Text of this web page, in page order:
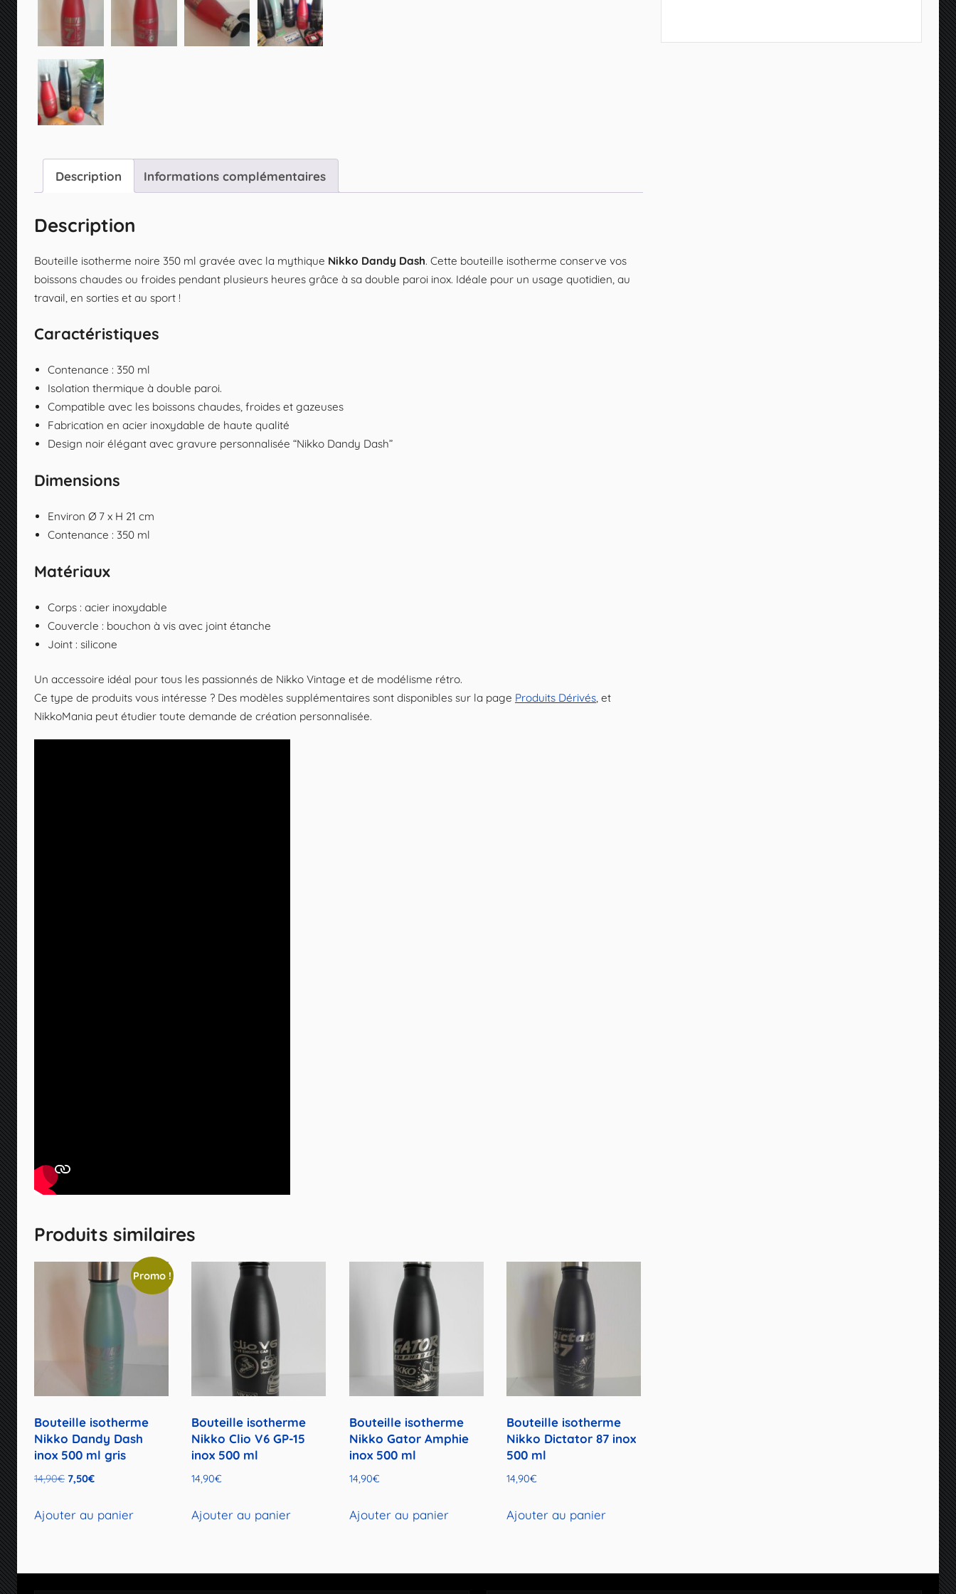
Description Informations complémentaires
Description
Bouteille isotherme noire 350 ml gravée avec la mythique Nikko Dandy Dash. Cette bouteille isotherme conserve vos
boissons chaudes ou froides pendant plusieurs heures grâce à sa double paroi inox. Idéale pour un usage quotidien, au
travail, en sorties et au sport !
Caractéristiques
Contenance : 350 ml
Isolation thermique à double paroi.
Compatible avec les boissons chaudes, froides et gazeuses
Fabrication en acier inoxydable de haute qualité
Design noir élégant avec gravure personnalisée “Nikko Dandy Dash”
Dimensions
Environ Ø 7 x H 21 cm
Contenance : 350 ml
Matériaux
Corps : acier inoxydable
Couvercle : bouchon à vis avec joint étanche
Joint : silicone
Un accessoire idéal pour tous les passionnés de Nikko Vintage et de modélisme rétro.
Ce type de produits vous intéresse ? Des modèles supplémentaires sont disponibles sur la page Produits Dérivés , et
NikkoMania peut étudier toute demande de création personnalisée.
Produits similaires
Promo !
Bouteille isotherme
Nikko Dandy Dash
inox 500 ml gris
14,90€ Le
initial
7,50€Le
actuel
Ajouter au panier
Bouteille isotherme
Nikko Clio V6 GP-15
inox 500 ml
14,90€
Ajouter au panier
Bouteille isotherme
Nikko Gator Amphie
inox 500 ml
14,90€
Ajouter au panier
Bouteille isotherme
Nikko Dictator 87 inox
500 ml
14,90€
Ajouter au panier